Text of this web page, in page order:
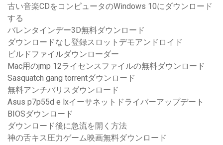
古い音楽CDをコンピュータのWindows 10にダウンロード
する
バレンタインデー3D無料ダウンロード
ダウンロードなし登録スロットデモアンドロイド
ビルドファイルダウンローダー
Mac用のjmp 12ライセンスファイルの無料ダウンロード
Sasquatch gang torrentダウンロード
無料アンチバリスダウンロード
Asus p7p55d e lxイーサネットドライバーアップデート
BIOSダウンロード
ダウンロード後に急流を開く方法
神の舌キス圧力ゲーム映画無料ダウンロード